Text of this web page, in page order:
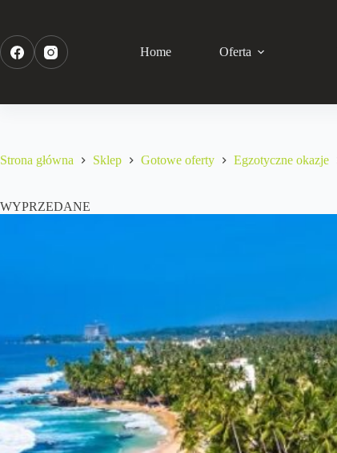
Home Oferta
Strona główna Sklep Gotowe oferty Egzotyczne okazje
WYPRZEDANE